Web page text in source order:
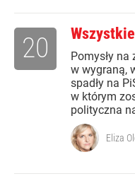
Pomysły
w wygraną,
spadły na
w którym
polityczna
20
Eliza